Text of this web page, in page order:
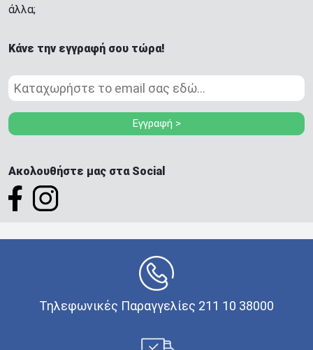
άλλα;
Κάνε την εγγραφή σου τώρα!
Εγγραφή >
Ακολουθήστε μας στα Social
Τηλεφωνικές Παραγγελίες 211 10 38000